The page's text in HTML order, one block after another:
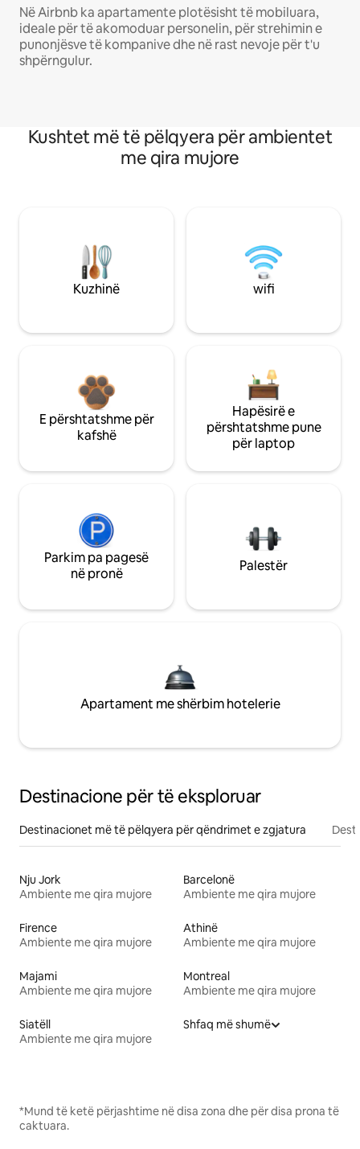
Në Airbnb ka apartamente plotësisht të mobiluara,
ideale për të akomoduar personelin, për strehimin e
punonjësve të kompanive dhe në rast nevoje për t'u
shpërngulur.
Kushtet më të pëlqyera për ambientet
me qira mujore
Kuzhinë wifi
E përshtatshme për
kafshë
Hapësirë e
përshtatshme pune
për laptop
Parkim pa pagesë
në pronë
Palestër
Apartament me shërbim hotelerie
Destinacione për të eksploruar
Destinacionet më të pëlqyera për qëndrimet e zgjatura
Nju Jork
Ambiente me qira mujore
Barcelonë
Ambiente me qira mujore
Firence
Ambiente me qira mujore
Athinë
Ambiente me qira mujore
Majami
Ambiente me qira mujore
Montreal
Ambiente me qira mujore
Siatëll
Ambiente me qira mujore
Shfaq më shumë
*Mund të ketë përjashtime në disa zona dhe për disa prona të
caktuara.